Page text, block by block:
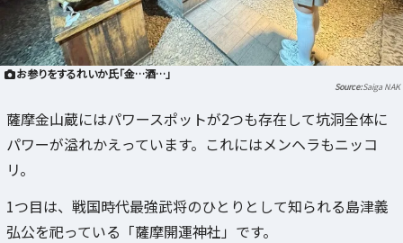
お参りをするれいか氏「金…酒…」
Saiga NAK
薩摩金山蔵にはパワースポットが2つも存在して坑洞全体に
パワーが溢れかえっています。これにはメンヘラもニッコ
リ。
1つ目は、戦国時代最強武将のひとりとして知られる島津義
弘公を祀っている「薩摩開運神社」です。